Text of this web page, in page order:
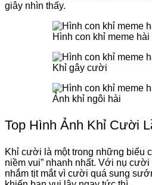
giây nhìn thấy.
Hình con khỉ meme
Khỉ gây cười
Ảnh khỉ ngôi hài
Top Hình Ảnh Khỉ Cười
Khỉ cười là một trong những biểu
niềm vui” nhanh nhất. Với nụ
nhắm tịt mắt vì cười quá sung